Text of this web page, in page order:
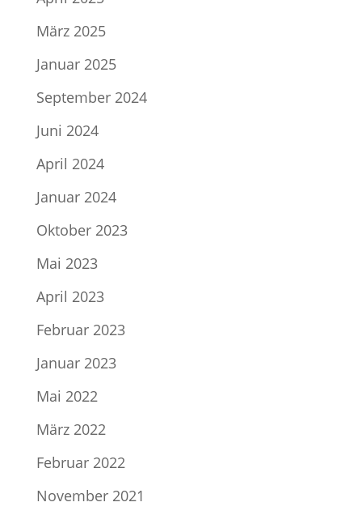
März 2025
Januar 2025
September 2024
Juni 2024
April 2024
Januar 2024
Oktober 2023
Mai 2023
April 2023
Februar 2023
Januar 2023
Mai 2022
März 2022
Februar 2022
November 2021